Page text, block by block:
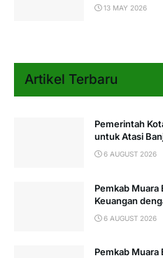
13 MAY 2026
Artikel Terbaru
Pemerintah
untuk Atasi
6 AUGUST 2026
Pemkab Muara
Keuangan
6 AUGUST 2026
Pemkab Muara